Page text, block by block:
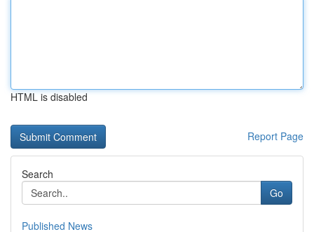
HTML is disabled
Report Page
Search
Go
Published News